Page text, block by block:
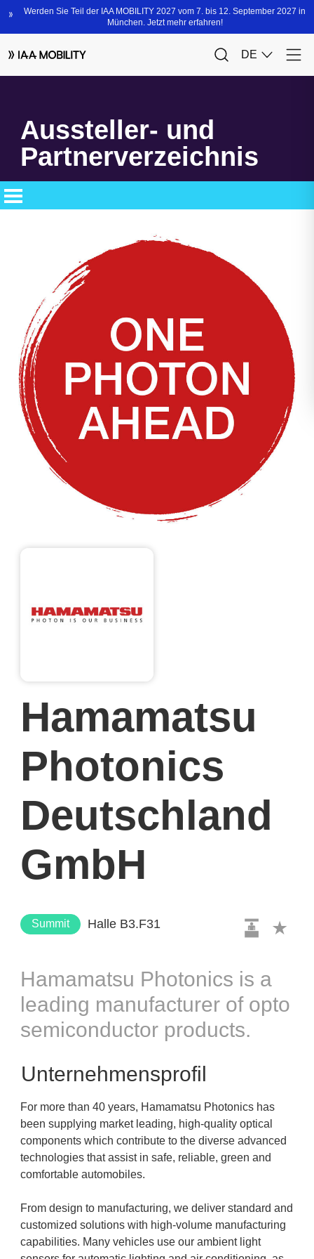
Aussteller- und
Partnerverzeichnis
Hamamatsu
Photonics
Deutschland
GmbH
Summit Halle B3.F31
Hamamatsu Photonics is a
leading manufacturer of opto
semiconductor products.
Unternehmensprofil
For more than 40 years, Hamamatsu Photonics has
been supplying market leading, high-quality optical
components which contribute to the diverse advanced
technologies that assist in safe, reliable, green and
comfortable automobiles.
From design to manufacturing, we deliver standard and
customized solutions with high-volume manufacturing
capabilities. Many vehicles use our ambient light